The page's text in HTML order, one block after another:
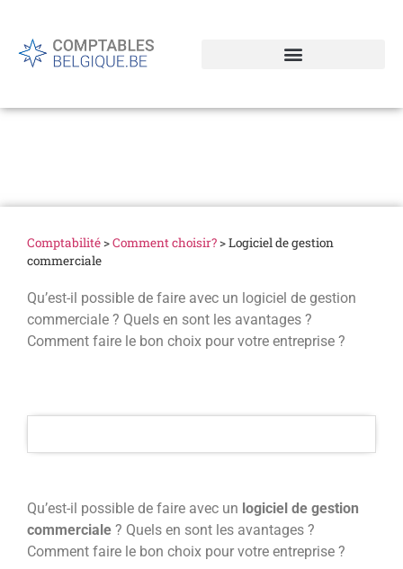
Comptabilité>Comment choisir?>Logiciel de gestion
commerciale
Qu’est-il possible de faire avec un logiciel de gestion
commerciale ? Quels en sont les avantages ?
Comment faire le bon choix pour votre entreprise ?
Qu’est-il possible de faire avec un logiciel de gestion
commerciale ? Quels en sont les avantages ?
Comment faire le bon choix pour votre entreprise ?